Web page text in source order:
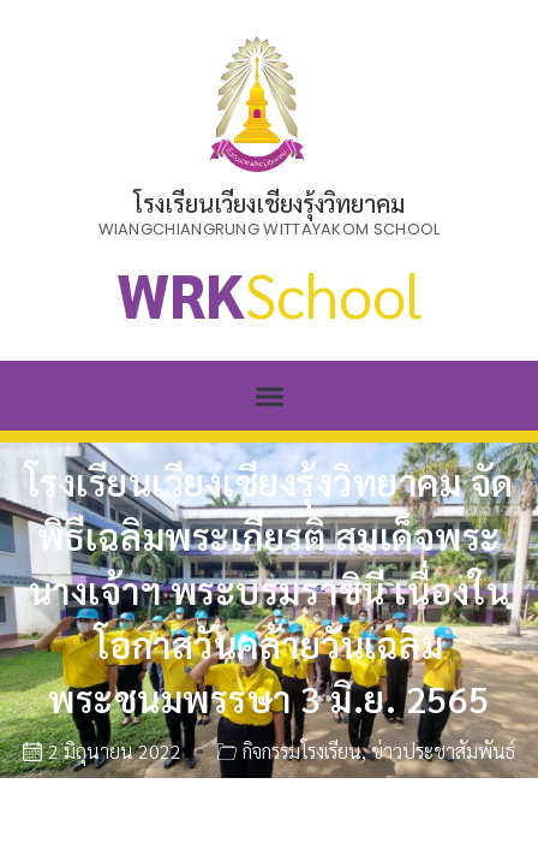
โรงเรียนเวียงเชียงรุ้งวิทยาคม
WIANGCHIANGRUNG WITTAYAKOM SCHOOL
WRKSchool
โรงเรียนเวียงเชียงรุ้งวิทยาคม จัด
พิธีเฉลิมพระเกียรติ สมเด็จพระ
นางเจ้าฯ พระบรมราชินี เนื่องใน
โอกาสวันคล้ายวันเฉลิม
พระชนมพรรษา 3 มิ.ย. 2565
2 มิถุนายน 2022 กิจกรรมโรงเรียน,ข่าวประชาสัมพันธ์